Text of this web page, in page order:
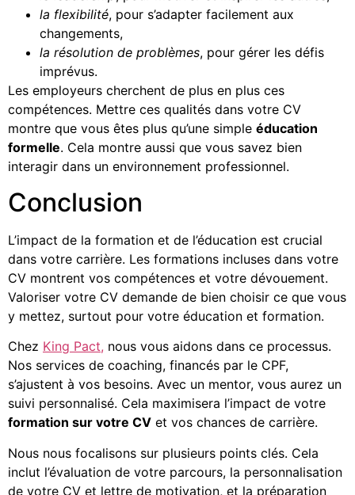
la flexibilité, pour s’adapter facilement aux
changements,
la résolution de problèmes, pour gérer les défis
imprévus.
Les employeurs cherchent de plus en plus ces
compétences. Mettre ces qualités dans votre CV
montre que vous êtes plus qu’une simple éducation
formelle. Cela montre aussi que vous savez bien
interagir dans un environnement professionnel.
Conclusion
L’impact de la formation et de l’éducation est crucial
dans votre carrière. Les formations incluses dans votre
CV montrent vos compétences et votre dévouement.
Valoriser votre CV demande de bien choisir ce que vous
y mettez, surtout pour votre éducation et formation.
Chez King Pact, nous vous aidons dans ce processus.
Nos services de coaching, financés par le CPF,
s’ajustent à vos besoins. Avec un mentor, vous aurez un
suivi personnalisé. Cela maximisera l’impact de votre
formation sur votre CV et vos chances de carrière.
Nous nous focalisons sur plusieurs points clés. Cela
inclut l’évaluation de votre parcours, la personnalisation
de votre CV et lettre de motivation, et la préparation